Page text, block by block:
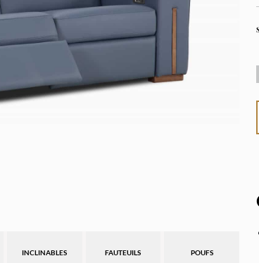
INCLINABLES FAUTEUILS POUFS